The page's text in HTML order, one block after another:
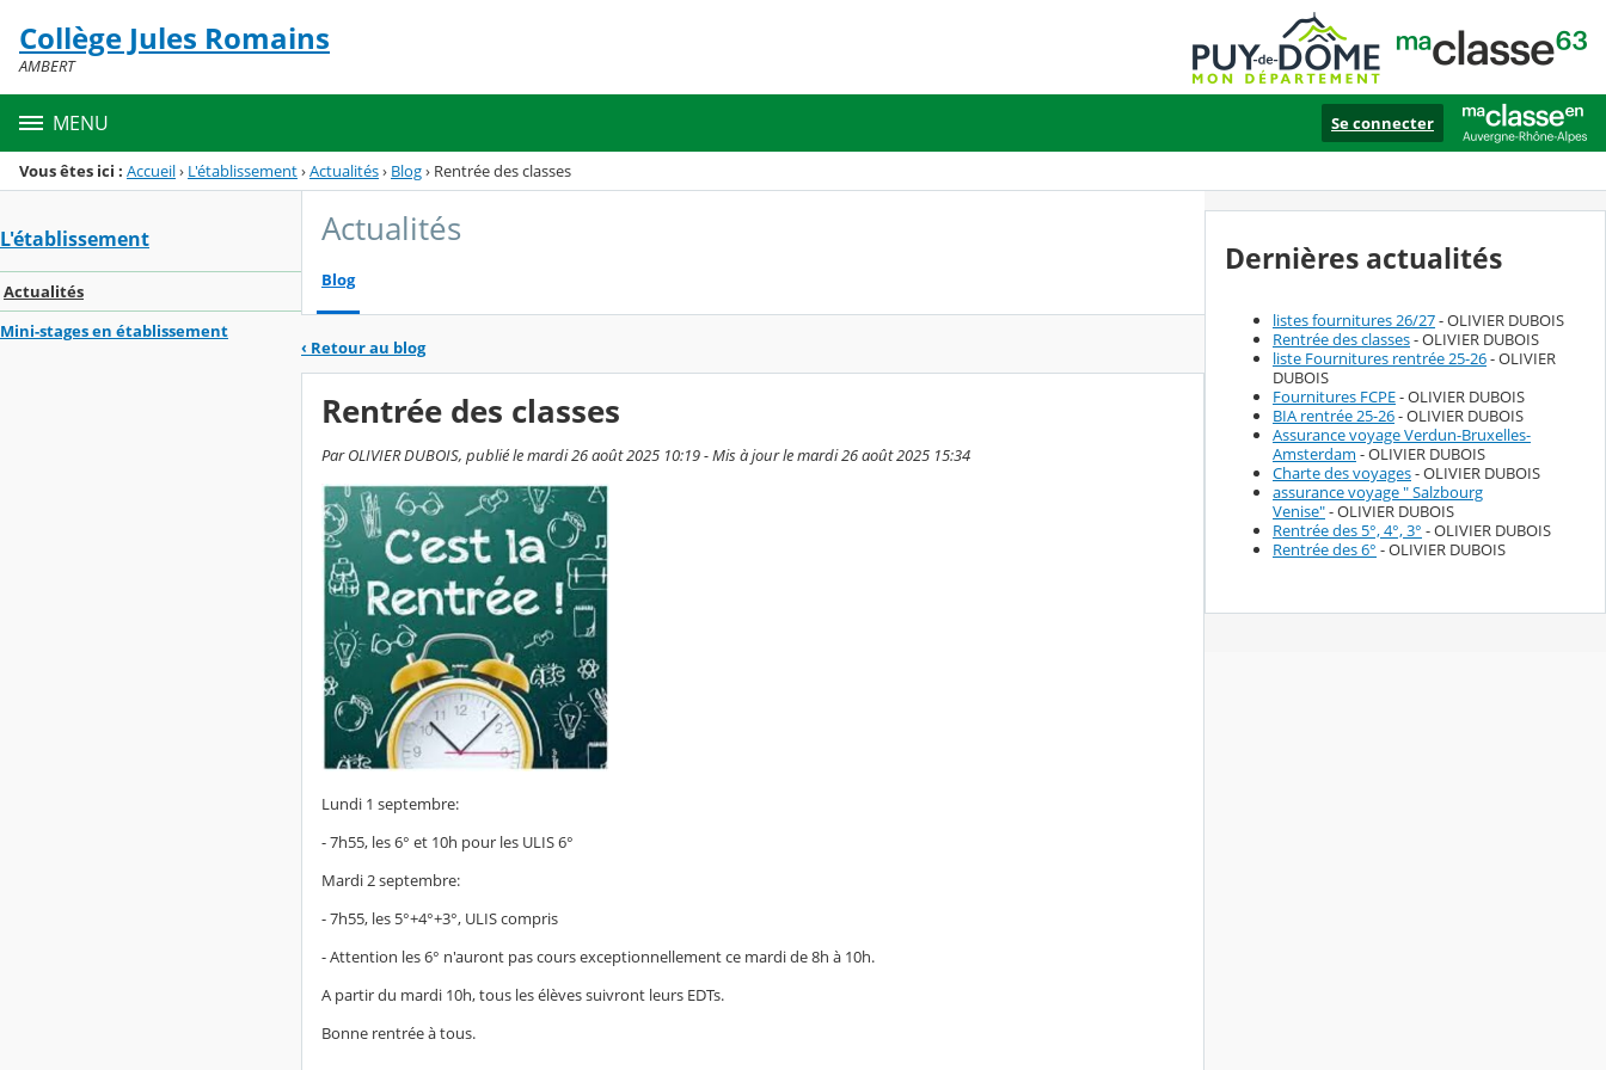
Menu de la rubrique
Contenu
Collège Jules Romains
AMBERT
MENU Se connecter
Vous êtes ici : Accueil› L'établissement›Actualités› Blog› Rentrée des classes
L'établissement
Actualités
Mini-stages en établissement
Actualités
Blog
‹ Retour au blog
Rentrée des classes
Par OLIVIER DUBOIS, publié le mardi 26 août 2025 10:19 - Mis à jour le mardi 26 août 2025 15:34
Lundi 1 septembre:
- 7h55, les 6° et 10h pour les ULIS 6°
Mardi 2 septembre:
- 7h55, les 5°+4°+3°, ULIS compris
- Attention les 6° n'auront pas cours exceptionnellement ce mardi de 8h à 10h.
A partir du mardi 10h, tous les élèves suivront leurs EDTs.
Bonne rentrée à tous.
Dernières actualités
listes fournitures 26/27- OLIVIER DUBOIS
Rentrée des classes- OLIVIER DUBOIS
liste Fournitures rentrée 25-26- OLIVIER
DUBOIS
Fournitures FCPE- OLIVIER DUBOIS
BIA rentrée 25-26- OLIVIER DUBOIS
Assurance voyage Verdun-Bruxelles-
Amsterdam - OLIVIER DUBOIS
Charte des voyages- OLIVIER DUBOIS
assurance voyage " Salzbourg
Venise"- OLIVIER DUBOIS
Rentrée des 5°, 4°, 3° - OLIVIER DUBOIS
Rentrée des 6° - OLIVIER DUBOIS